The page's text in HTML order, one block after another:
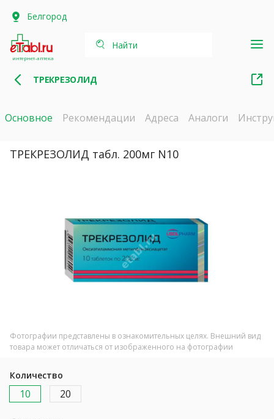
Белгород
интернет-аптека
Найти
ТРЕКРЕЗОЛИД
Основное Рекомендации Адреса Аналоги
ТРЕКРЕЗОЛИД табл. 200мг N10
Фотографии представлены в ознакомительных целях. Внешний вид
товара может отличаться от изображенного на фотографии
Количество
10 20